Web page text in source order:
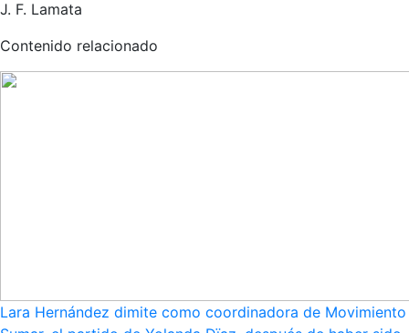
J. F. Lamata
Contenido relacionado
Lara Hernández dimite como coordinadora de Movimiento